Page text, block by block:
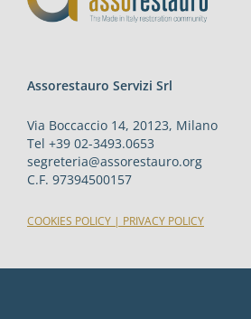
Assorestauro Servizi Srl
Via Boccaccio 14, 20123, Milano
Tel +39 02-3493.0653
segreteria@assorestauro.org
C.F. 97394500157
COOKIES POLICY | PRIVACY POLICY